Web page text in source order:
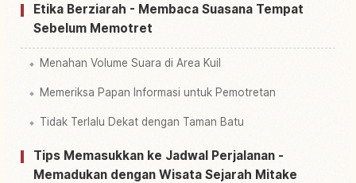
Etika Berziarah - Membaca Suasana Tempat
Sebelum Memotret
Menahan Volume Suara di Area Kuil
Memeriksa Papan Informasi untuk Pemotretan
Tidak Terlalu Dekat dengan Taman Batu
Tips Memasukkan ke Jadwal Perjalanan -
Memadukan dengan Wisata Sejarah Mitake